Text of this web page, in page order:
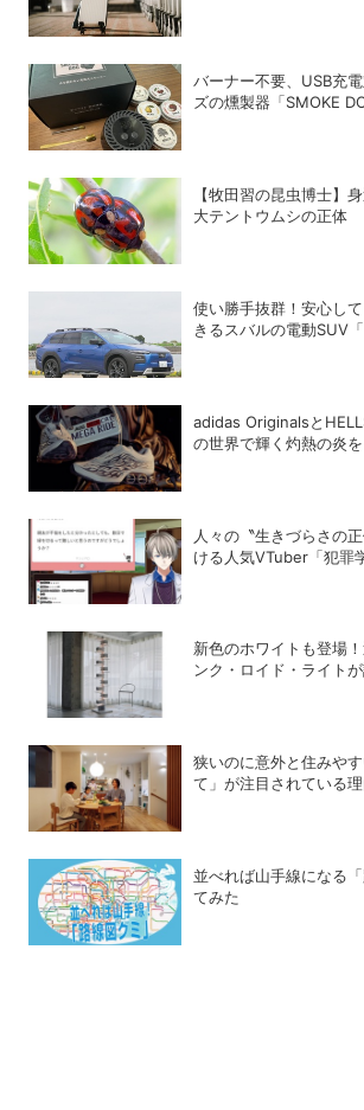
バーナー不要、USB充
ズの燻製器「SMOKE
【牧田習の昆虫博士】
大テントウムシの正体
使い勝手抜群！安心し
きるスバルの電動SUV
adidas Originalsと
の世界で輝く灼熱の炎
人々の〝生きづらさの
ける人気VTuber「犯罪
新色のホワイトも登場
ンク・ロイド・ライト
狭いのに意外と住みや
て」が注目されている
並べれば山手線になる
てみた